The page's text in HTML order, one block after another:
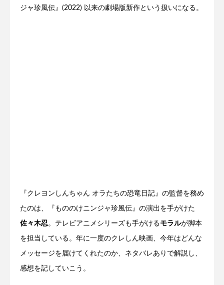
ジャ珍風伝』(2022) 以来の劇場版新作という扱いになる。
『クレヨンしんちゃん オラたちの恐竜日記』の監督を務め
たのは、『もののけニンジャ珍風伝』の演出を手がけた
佐々木忍。テレビアニメシリーズも手がけるモラルが脚本
を担当している。年に一度のクレしん映画、今年はどんな
メッセージを届けてくれたのか、ネタバレありで解説し、
感想を記していこう。